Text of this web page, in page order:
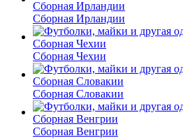
Сборная Ирландии
Сборная Чехии
Сборная Словакии
Сборная Венгрии